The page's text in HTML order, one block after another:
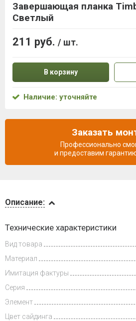
и оплата
Описание:
Технические характеристики
Вид товара
Материал
Имитация фактуры
Серия
Элемент
Цвет сайдинга
Завершающая планка
Светлый
211 руб. / шт.
В корзину
Наличие: уточняйте
Заказать
Профессионально
и предоставим